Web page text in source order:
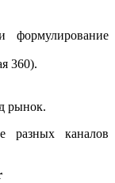
формулирование
360).
рынок.
разных каналов